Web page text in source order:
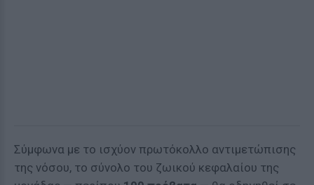
Σύμφωνα με το ισχύον πρωτόκολλο αντιμετώπισης
της νόσου, το σύνολο του ζωικού κεφαλαίου της